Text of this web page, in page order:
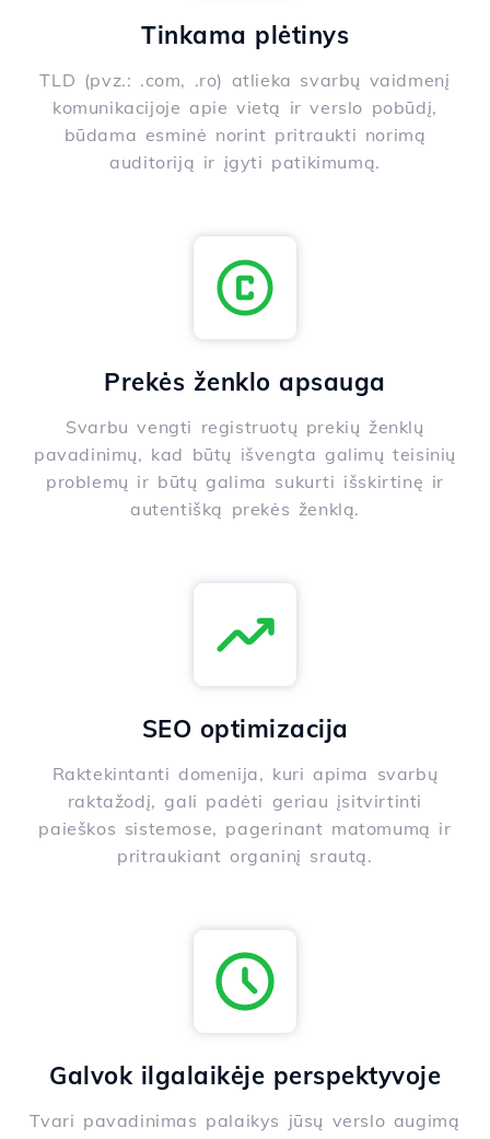
Tinkama plėtinys
TLD (pvz.: .com, .ro) atlieka svarbų vaidmenį
komunikacijoje apie vietą ir verslo pobūdį,
būdama esminė norint pritraukti norimą
auditoriją ir įgyti patikimumą.
Prekės ženklo apsauga
Svarbu vengti registruotų prekių ženklų
pavadinimų, kad būtų išvengta galimų teisinių
problemų ir būtų galima sukurti išskirtinę ir
autentišką prekės ženklą.
SEO optimizacija
Raktekintanti domenija, kuri apima svarbų
raktažodį, gali padėti geriau įsitvirtinti
paieškos sistemose, pagerinant matomumą ir
pritraukiant organinį srautą.
Galvok ilgalaikėje perspektyvoje
Tvari pavadinimas palaikys jūsų verslo augimą